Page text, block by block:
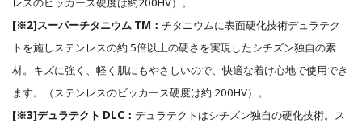
[※2]スーパーチタニウム TM： チタニウムに表面硬化技術デュラテク
トを施しステンレスの約 5倍以上の硬さを実現したシチズン独⾃の素
材。キズに強く、軽く肌にもやさしいので、快適な着け心地で使用でき
ます。（ステンレスのビッカース硬度は約 200HV）。
[※3]デュラテクト DLC： デュラテクトはシチズン独⾃の硬化技術。ス